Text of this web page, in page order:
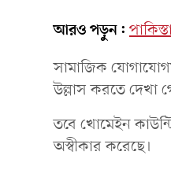
আরও পড়ুন:
সামাজিক
উল্লাস করতে দেখা
তবে খোমেইন
অস্বীকার করেছে।